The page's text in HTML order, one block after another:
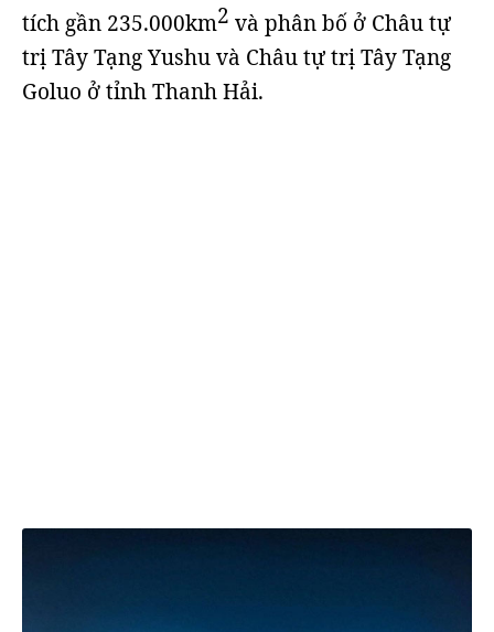
tích gần 235.000km2 và phân bố ở Châu tự
trị Tây Tạng Yushu và Châu tự trị Tây Tạng
Goluo ở tỉnh Thanh Hải.